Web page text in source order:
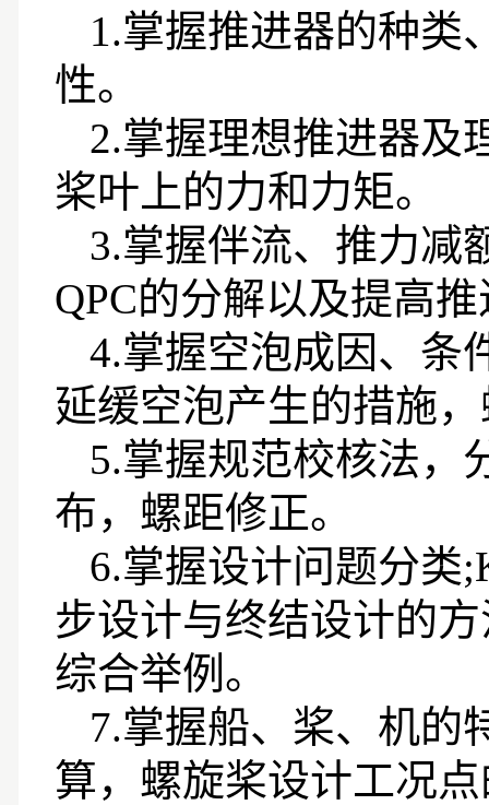
1.掌握推进器的种类
性。
2.掌握理想推进器及
桨叶上的力和力矩。
3.掌握伴流、推力减
QPC的分解以及提高
4.掌握空泡成因、条
延缓空泡产生的措施
5.掌握规范校核法，
布，螺距修正。
6.掌握设计问题分类
步设计与终结设计的
综合举例。
7.掌握船、桨、机的
算，螺旋桨设计工况